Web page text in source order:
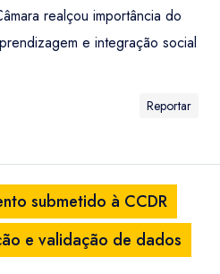
realçou importância do
e integração social
Reportar
submetido à CCDR
e validação de dados